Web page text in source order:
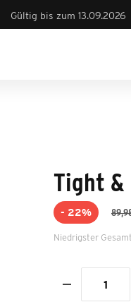
Gültig bis zum 13.09.2026
Tight &
- 22%
Niedrigster